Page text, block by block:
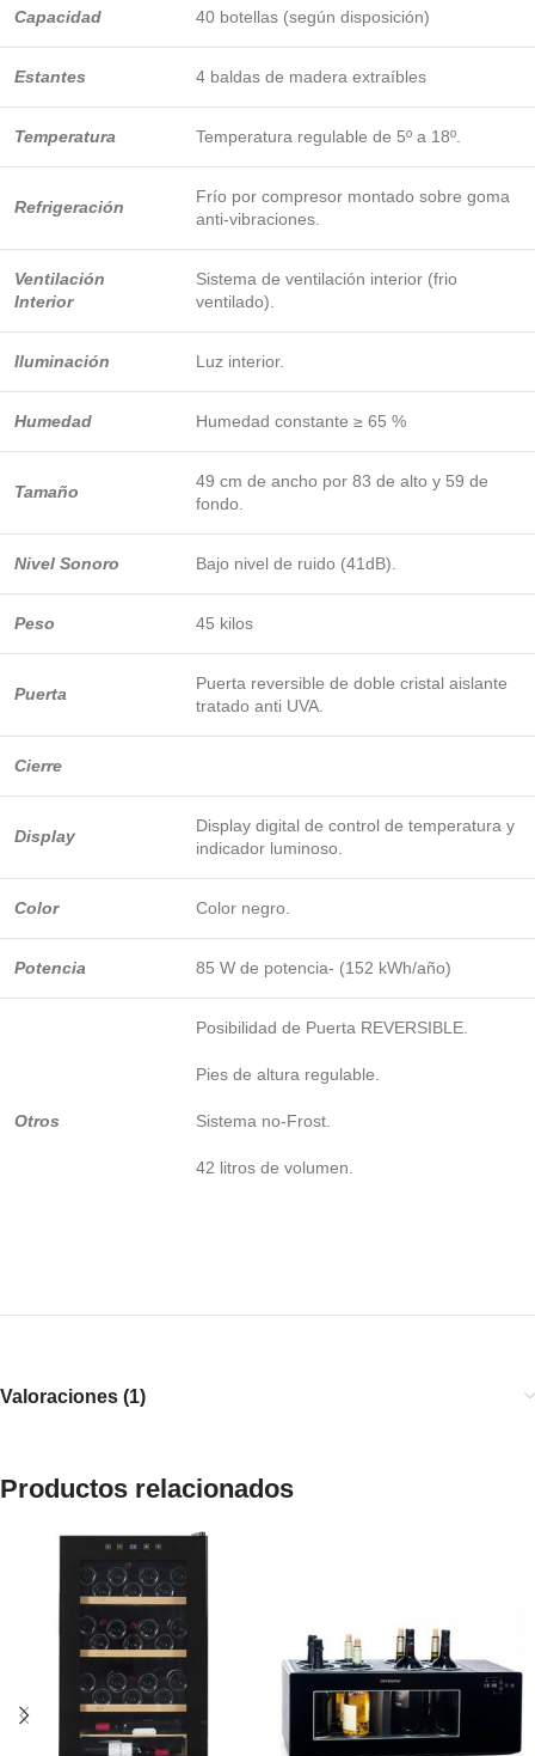
Capacidad 40 botellas (según disposición)
Estantes 4 baldas de madera extraíbles
Temperatura Temperatura regulable de 5º a 18º.
Refrigeración
Frío por compresor montado sobre goma
anti-vibraciones.
Ventilación
Interior
Sistema de ventilación interior (frio
ventilado).
Iluminación Luz interior.
Humedad Humedad constante ≥ 65 %
Tamaño
49 cm de ancho por 83 de alto y 59 de
fondo.
Nivel Sonoro Bajo nivel de ruido (41dB).
Peso 45 kilos
Puerta
Puerta reversible de doble cristal aislante
tratado anti UVA.
Cierre
Display
Display digital de control de temperatura y
indicador luminoso.
Color Color negro.
Potencia 85 W de potencia- (152 kWh/año)
Otros
Posibilidad de Puerta REVERSIBLE.
Pies de altura regulable.
Sistema no-Frost.
42 litros de volumen.
Valoraciones (1)
Productos relacionados